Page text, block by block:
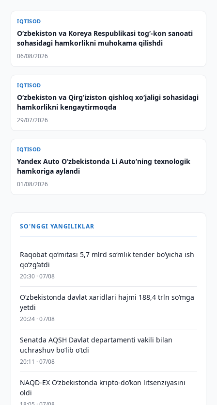
IQTISOD
Oʻzbekiston va Koreya Respublikasi togʻ-kon sanoati
sohasidagi hamkorlikni muhokama qilishdi
06/08/2026
IQTISOD
Oʻzbekiston va Qirgʻiziston qishloq xoʻjaligi sohasidagi
hamkorlikni kengaytirmoqda
29/07/2026
IQTISOD
Yandex Auto O‘zbekistonda Li Auto‘ning texnologik
hamkoriga aylandi
01/08/2026
SO'NGGI YANGILIKLAR
Raqobat qo‘mitasi 5,7 mlrd so‘mlik tender bo‘yicha ish
qo‘zg‘atdi
20:30 · 07/08
O‘zbekistonda davlat xaridlari hajmi 188,4 trln so‘mga
yetdi
20:24 · 07/08
Senatda AQSH Davlat departamenti vakili bilan
uchrashuv boʻlib oʻtdi
20:11 · 07/08
NAQD-EX O‘zbekistonda kripto-do‘kon litsenziyasini
oldi